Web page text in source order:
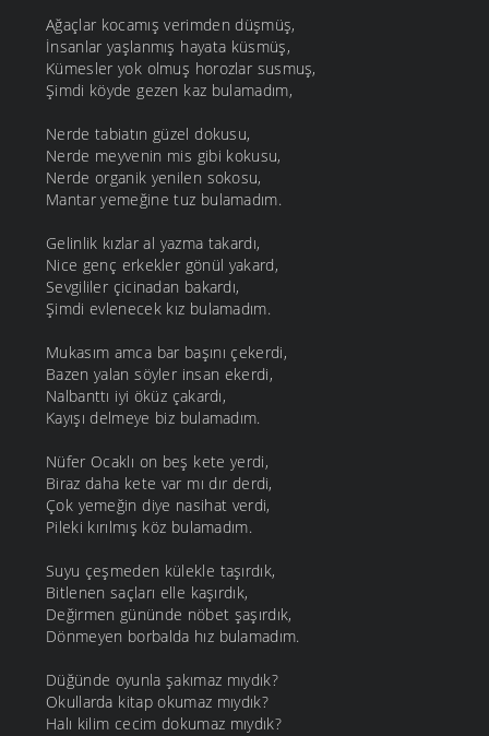
Ağaçlar kocamış verimden düşmüş,
İnsanlar yaşlanmış hayata küsmüş,
Kümesler yok olmuş horozlar susmuş,
Şimdi köyde gezen kaz bulamadım,
Nerde tabiatın güzel dokusu,
Nerde meyvenin mis gibi kokusu,
Nerde organik yenilen sokosu,
Mantar yemeğine tuz bulamadım.
Gelinlik kızlar al yazma takardı,
Nice genç erkekler gönül yakard,
Sevgililer çicinadan bakardı,
Şimdi evlenecek kız bulamadım.
Mukasım amca bar başını çekerdi,
Bazen yalan söyler insan ekerdi,
Nalbanttı iyi öküz çakardı,
Kayışı delmeye biz bulamadım.
Nüfer Ocaklı on beş kete yerdi,
Biraz daha kete var mı dır derdi,
Çok yemeğin diye nasihat verdi,
Pileki kırılmış köz bulamadım.
Suyu çeşmeden külekle taşırdık,
Bitlenen saçları elle kaşırdık,
Değirmen gününde nöbet şaşırdık,
Dönmeyen borbalda hız bulamadım.
Düğünde oyunla şakımaz mıydık?
Okullarda kitap okumaz mıydık?
Halı kilim cecim dokumaz mıydık?